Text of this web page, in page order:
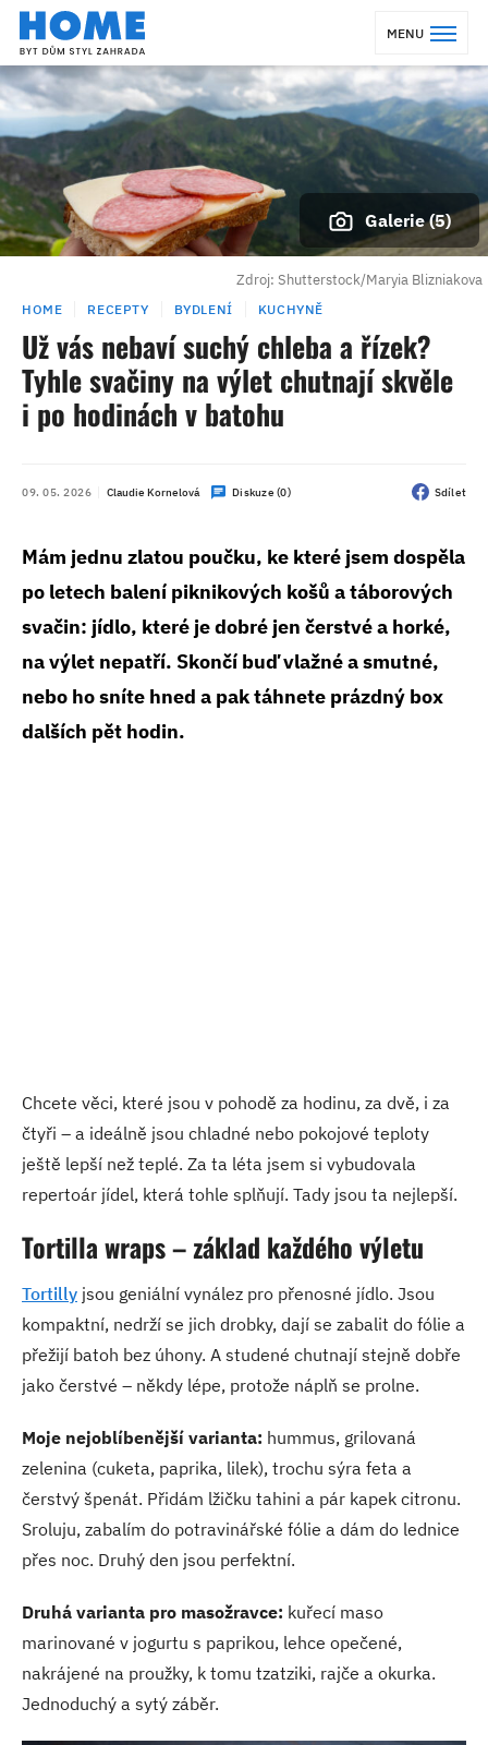
MENU
Galerie (5)
Zdroj: Shutterstock/Maryia Blizniakova
HOME RECEPTY BYDLENÍ KUCHYNĚ
Už vás nebaví suchý chleba a řízek?
Tyhle svačiny na výlet chutnají skvěle
i po hodinách v batohu
09. 05. 2026 Claudie Kornelová Diskuze (0) Sdílet
Mám jednu zlatou poučku, ke které jsem dospěla
po letech balení piknikových košů a táborových
svačin: jídlo, které je dobré jen čerstvé a horké,
na výlet nepatří. Skončí buď vlažné a smutné,
nebo ho sníte hned a pak táhnete prázdný box
dalších pět hodin.
Chcete věci, které jsou v pohodě za hodinu, za dvě, i za
čtyři – a ideálně jsou chladné nebo pokojové teploty
ještě lepší než teplé. Za ta léta jsem si vybudovala
repertoár jídel, která tohle splňují. Tady jsou ta nejlepší.
Tortilla wraps – základ každého výletu
Tortilly jsou geniální vynález pro přenosné jídlo. Jsou
kompaktní, nedrží se jich drobky, dají se zabalit do fólie a
přežijí batoh bez úhony. A studené chutnají stejně dobře
jako čerstvé – někdy lépe, protože náplň se prolne.
Moje nejoblíbenější varianta: hummus, grilovaná
zelenina (cuketa, paprika, lilek), trochu sýra feta a
čerstvý špenát. Přidám lžičku tahini a pár kapek citronu.
Sroluju, zabalím do potravinářské fólie a dám do lednice
přes noc. Druhý den jsou perfektní.
Druhá varianta pro masožravce: kuřecí maso
marinované v jogurtu s paprikou, lehce opečené,
nakrájené na proužky, k tomu tzatziki, rajče a okurka.
Jednoduchý a sytý záběr.